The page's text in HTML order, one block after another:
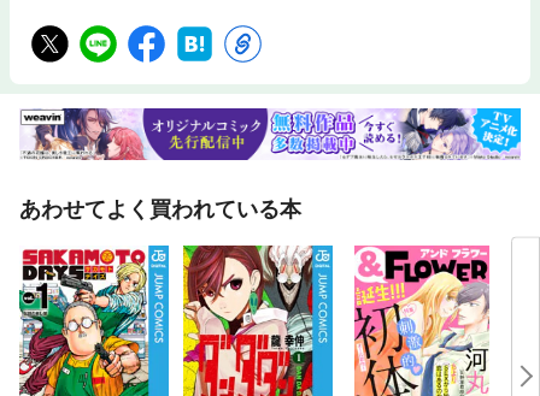
あわせてよく買われている本